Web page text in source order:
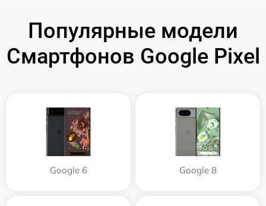
Популярные модели
Смартфонов Google Pixel
Google 6 Google 8